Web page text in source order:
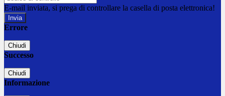
E-mail inviata, si prega di controllare la casella di posta elettronica!
Errore
Chiudi
Successo
Chiudi
Informazione